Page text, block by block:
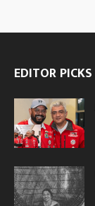
EDITOR PICKS